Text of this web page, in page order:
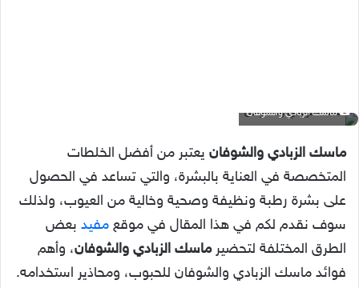
ماسك الزبادي والشوفان
ماسك الزبادي والشوفان يعتبر من أفضل الخلطات
المتخصصة في العناية بالبشرة، والتي تساعد في الحصول
على بشرة رطبة ونظيفة وصحية وخالية من العيوب، ولذلك
سوف نقدم لكم في هذا المقال في موقع مفيد بعض
الطرق المختلفة لتحضيرماسك الزبادي والشوفان، وأهم
فوائد ماسك الزبادي والشوفان للحبوب، ومحاذير استخدامه.